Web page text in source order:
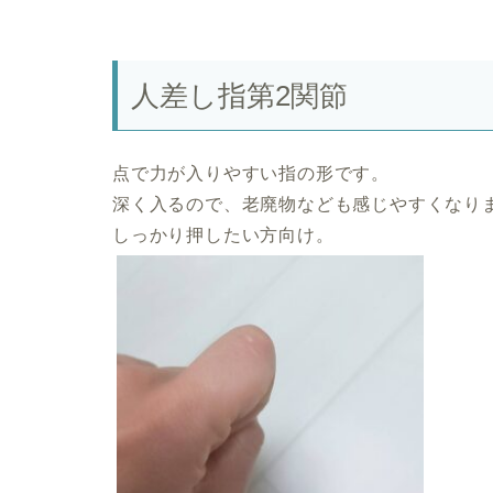
人差し指第2関節
点で力が入りやすい指の形です。
深く入るので、老廃物なども感じやすくなり
しっかり押したい方向け。